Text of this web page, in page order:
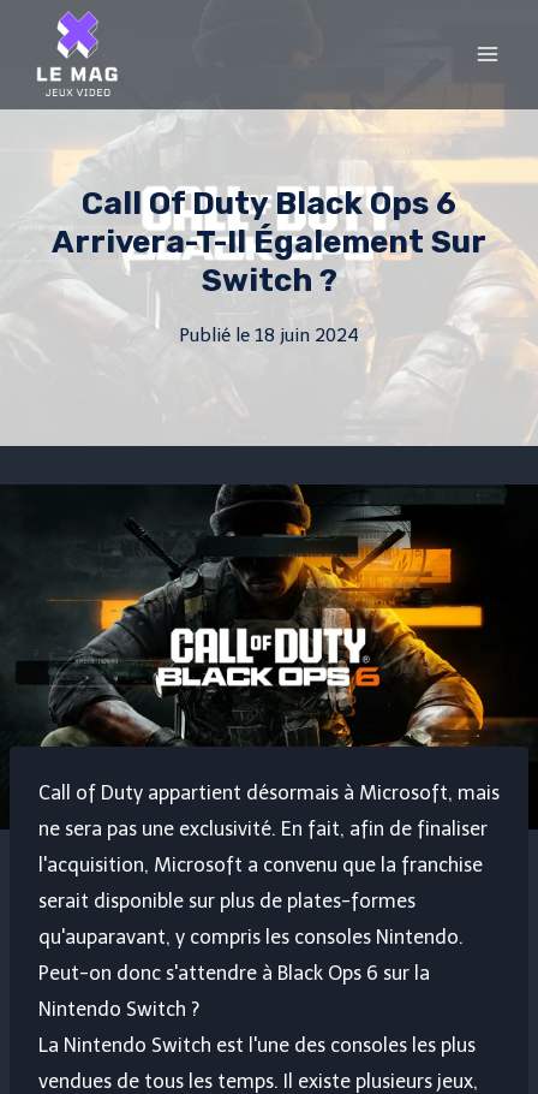
content
Call Of Duty Black Ops 6
Arrivera-T-Il Également Sur
Switch ?
Publié le 18 juin 2024
Call of Duty appartient désormais à Microsoft, mais
ne sera pas une exclusivité. En fait, afin de finaliser
l'acquisition, Microsoft a convenu que la franchise
serait disponible sur plus de plates-formes
qu'auparavant, y compris les consoles Nintendo.
Peut-on donc s'attendre à Black Ops 6 sur la
Nintendo Switch ?
La Nintendo Switch est l'une des consoles les plus
vendues de tous les temps. Il existe plusieurs jeux,